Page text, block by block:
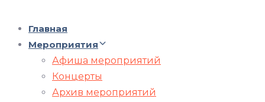
Главная
Мероприятия
Афиша мероприятий
Концерты
Архив мероприятий